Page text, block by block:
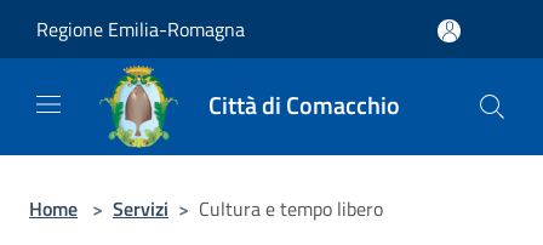
Regione Emilia-Romagna
Città di Comacchio
Home > Servizi > Cultura e tempo libero